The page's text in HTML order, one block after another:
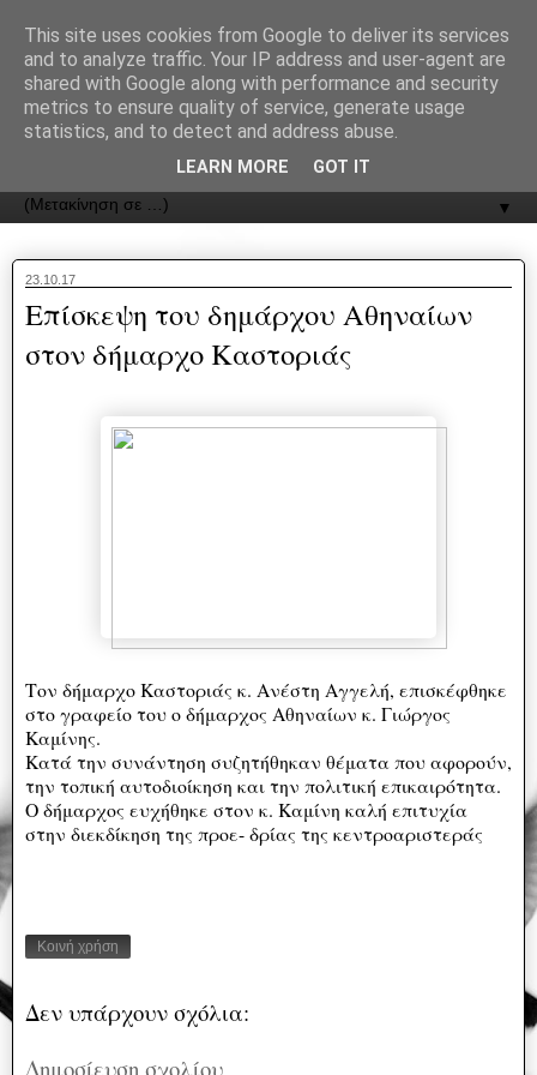
ΟΔΟΣ
▼
23.10.17
Επίσκεψη του δημάρχου Αθηναίων
στον δήμαρχο Καστοριάς
Τον δήμαρχο Καστοριάς κ. Ανέστη Αγγελή, επισκέφθηκε
στο γραφείο του ο δήμαρχος Αθηναίων κ. Γιώργος
Καμίνης.
Κατά την συνάντηση συζητήθηκαν θέματα που αφορούν,
την τοπική αυτοδιοίκηση και την πολιτική επικαιρότητα.
Ο δήμαρχος ευχήθηκε στον κ. Καμίνη καλή επιτυχία
στην διεκδίκηση της προε- δρίας της κεντροαριστεράς
Κοινή χρήση
Δεν υπάρχουν σχόλια:
Δημοσίευση σχολίου
This site uses cookies from Google to deliver its services
and to analyze traffic. Your IP address and user-agent are
shared with Google along with performance and security
metrics to ensure quality of service, generate usage
statistics, and to detect and address abuse.
LEARN MORE GOT IT